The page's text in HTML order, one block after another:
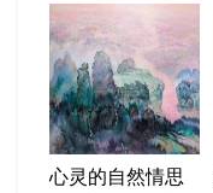
心灵的自然情思